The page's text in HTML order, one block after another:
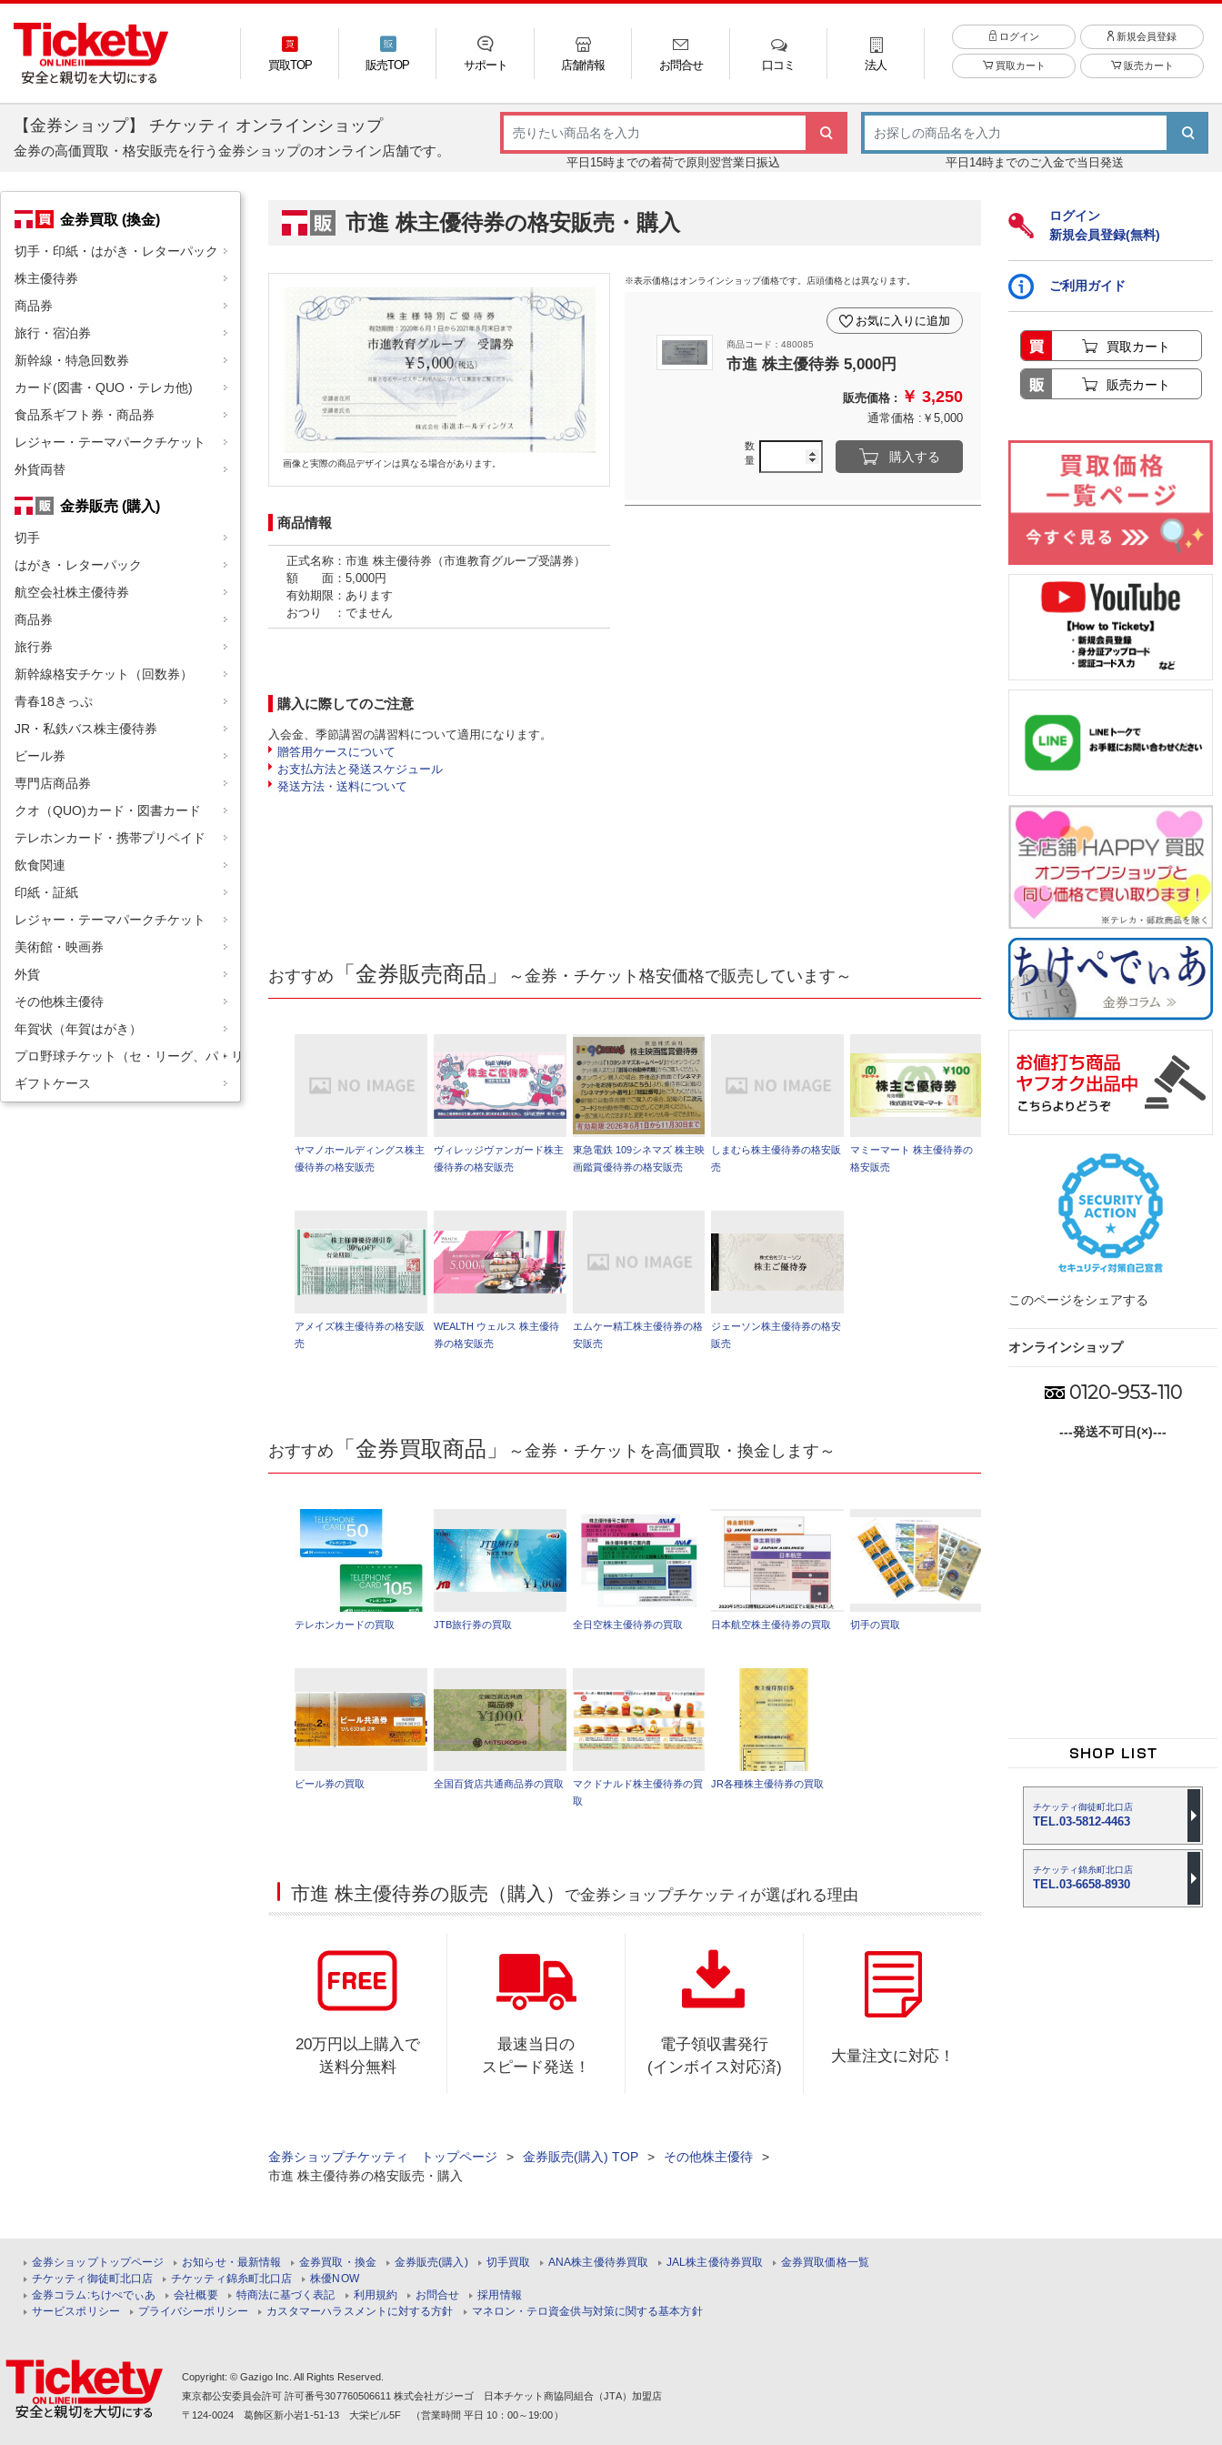
買取TOP 販売TOP サポート
FAQ ご利用ガイド
店舗情報 お問合せ
LINE お電話 メール
口コミ 法人
ログイン 新規会員登録
買取カート 販売カート
【金券ショップ】 チケッティ オンラインショップ
金券の高価買取・格安販売を行う金券ショップのオンライン店舗です。
平日15時までの着荷で原則翌営業日振込 平日14時までのご入金で当日発送
金券買取 (換金)
切手・印紙・はがき・レターパック
株主優待券
商品券
旅行・宿泊券
新幹線・特急回数券
カード(図書・QUO・テレカ他)
食品系ギフト券・商品券
レジャー・テーマパークチケット
外貨両替
金券販売 (購入)
切手
はがき・レターパック
航空会社株主優待券
商品券
旅行券
新幹線格安チケット（回数券）
青春18きっぷ
JR・私鉄バス株主優待券
ビール券
専門店商品券
クオ（QUO)カード・図書カード
テレホンカード・携帯プリペイド
飲食関連
印紙・証紙
レジャー・テーマパークチケット
美術館・映画券
外貨
その他株主優待
年賀状（年賀はがき）
プロ野球チケット（セ・リーグ、パ・リーグ）
ギフトケース
市進 株主優待券の格安販売・購入
画像と実際の商品デザインは異なる場合があります。
商品情報
正式名称：市進 株主優待券（市進教育グループ受講券）
額 面：5,000円
有効期限：あります
おつり ：でません
購入に際してのご注意
入会金、季節講習の講習料について適用になります。
贈答用ケースについて
お支払方法と発送スケジュール
発送方法・送料について
※表示価格はオンラインショップ価格です。店頭価格とは異なります。
商品コード：480085
市進 株主優待券 5,000円
お気に入りに追加
販売価格 : ￥ 3,250
通常価格 :￥5,000
数
量
購入する
おすすめ 「金券販売商品」 ～金券・チケット格安価格で販売しています～
ヤマノホールディングス株主
優待券の格安販売
ヴィレッジヴァンガード株主
優待券の格安販売
東急電鉄 109シネマズ 株主映
画鑑賞優待券の格安販売
しまむら株主優待券の格安販
売
マミーマート 株主優待券の
格安販売
アメイズ株主優待券の格安販
売
WEALTH ウェルス 株主優待
券の格安販売
エムケー精工株主優待券の格
安販売
ジェーソン株主優待券の格安
販売
おすすめ 「金券買取商品」 ～金券・チケットを高価買取・換金します～
テレホンカードの買取 JTB旅行券の買取 全日空株主優待券の買取 日本航空株主優待券の買取 切手の買取
ビール券の買取 全国百貨店共通商品券の買取
マクドナルド株主優待券の買
取
JR各種株主優待券の買取
市進 株主優待券の販売（購入） で金券ショップチケッティが選ばれる理由
20万円以上購入で
送料分無料
最速当日の
スピード発送！
電子領収書発行
(インボイス対応済)
大量注文に対応！
金券ショップチケッティ トップページ > 金券販売(購入) TOP > その他株主優待
>
市進 株主優待券の格安販売・購入
ログイン
新規会員登録(無料)
ご利用ガイド
買取カート
販売カート
このページをシェアする
オンラインショップ
0120-953-110
---発送不可日(×)---
チケッティ御徒町北口店
TEL.03-5812-4463
チケッティ錦糸町北口店
TEL.03-6658-8930
金券ショップトップページ お知らせ・最新情報 金券買取・換金 金券販売(購入) 切手買取 ANA株主優待券買取 JAL株主優待券買取
金券買取価格一覧
チケッティ御徒町北口店
チケッティ錦糸町北口店
株優NOW
金券コラム:ちけぺでぃあ
会社概要 特商法に基づく表記 利用規約 お問合せ
採用情報
サービスポリシー
プライバシーポリシー カスタマーハラスメントに対する方針 マネロン・テロ資金供与対策に関する基本方針
Copyright: © Gazigo Inc. All Rights Reserved.
東京都公安委員会許可 許可番号307760506611 株式会社ガジーゴ 日本チケット商協同組合（JTA）加盟店
〒124-0024 葛飾区新小岩1-51-13 大栄ビル5F （営業時間 平日 10：00～19:00）